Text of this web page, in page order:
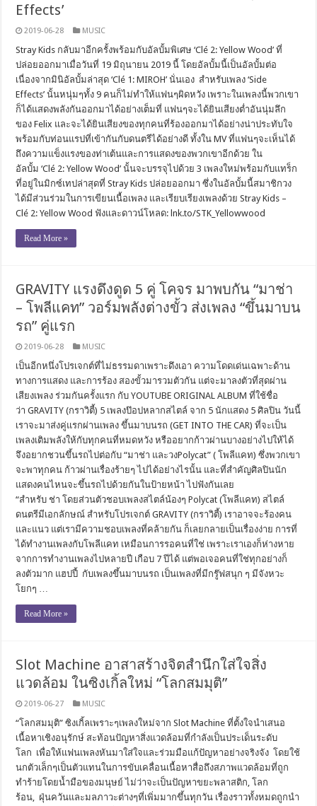
Effects’
2019-06-28 MUSIC
Stray Kids กลับมาอีกครั้งพร้อมกับอัลบั้มพิเศษ ‘Clé 2: Yellow Wood’ ที่
ปล่อยออกมาเมื่อวันที่ 19 มิถุนายน 2019 นี้ โดยอัลบั้มนี้เป็นอัลบั้มต่อ
เนื่องจากมินิอัลบั้มล่าสุด ‘Clé 1: MIROH’ นั่นเอง สำหรับเพลง ‘Side
Effects’ นั้นหนุ่มๆทั้ง 9 คนก็ไม่ทำให้แฟนๆผิดหวัง เพราะในเพลงนี้พวกเขา
ก็ได้แสดงพลังกันออกมาได้อย่างเต็มที่ แฟนๆจะได้ยินเสียงต่ำอันนุ่มลึก
ของ Felix และจะได้ยินเสียงของทุกคนที่ร้องออกมาได้อย่างน่าประทับใจ
พร้อมกับท่อนแรปที่เข้ากันกับดนตรีได้อย่างดี ทั้งใน MV ที่แฟนๆจะเห็นได้
ถึงความแข็งแรงของท่าเต้นและการแสดงของพวกเขาอีกด้วย ใน
อัลบั้ม ‘Clé 2: Yellow Wood’ นั้นจะบรรจุไปด้วย 3 เพลงใหม่พร้อมกับแทร็ก
ที่อยู่ในมิกซ์เทปล่าสุดที่ Stray Kids ปล่อยออกมา ซึ่งในอัลบั้มนี้สมาชิกวง
ได้มีส่วนร่วมในการเขียนเนื้อเพลง และเรียบเรียงเพลงด้วย Stray Kids –
Clé 2: Yellow Wood ฟังและดาวน์โหลด: lnk.to/STK_Yellowwood
Read More »
GRAVITY แรงดึงดูด 5 คู่ โคจร มาพบกัน “มาช่า
– โพลีแคท” วอร์มพลังต่างขั้ว ส่งเพลง “ขึ้นมาบน
รถ” คู่แรก
2019-06-28 MUSIC
เป็นอีกหนึ่งโปรเจกต์ที่ไม่ธรรมดาเพราะดึงเอา ความโดดเด่นเฉพาะด้าน
ทางการแสดง และการร้อง สองขั้วมารวมตัวกัน แต่จะมาลงตัวที่สุดผ่าน
เสียงเพลง ร่วมกันครั้งแรก กับ YOUTUBE ORIGINAL ALBUM ที่ใช้ชื่อ
ว่า GRAVITY (กราวิตี้) 5 เพลงป๊อปหลากสไตล์ จาก 5 นักแสดง 5 ศิลปิน วันนี้
เราจะมาส่งคู่แรกผ่านเพลง ขึ้นมาบนรถ (GET INTO THE CAR) ที่จะเป็น
เพลงเติมพลังให้กับทุกคนที่หมดหวัง หรืออยากก้าวผ่านบางอย่างไปให้ได้
จึงอยากชวนขึ้นรถไปต่อกับ “มาช่า และวงPolycat” ( โพลีแคท) ซึ่งพวกเขา
จะพาทุกคน ก้าวผ่านเรื่องร้ายๆ ไปได้อย่างไรนั้น และที่สำคัญศิลปินนัก
แสดงคนไหนจะขึ้นรถไปด้วยกันในป้ายหน้า ไปฟังกันเลย
“สำหรับ ช่า โดยส่วนตัวชอบเพลงสไตล์น้องๆ Polycat (โพลีแคท) สไตล์
ดนตรีมีเอกลักษณ์ สำหรับโปรเจกต์ GRAVITY (กราวิตี้) เราอาจจะร้องคน
และแนว แต่เรามีความชอบเพลงที่คล้ายกัน ก็เลยกลายเป็นเรื่องง่าย การที่
ได้ทำงานเพลงกับโพลีแคท เหมือนการรอคนที่ใช่ เพราะเราเองก็ห่างหาย
จากการทำงานเพลงไปหลายปี เกือบ 7 ปีได้ แต่พอเจอคนที่ใช่ทุกอย่างก็
ลงตัวมาก แฮปปี้ กับเพลงขึ้นมาบนรถ เป็นเพลงที่มีกรู๊ฟสนุก ๆ มีจังหวะ
โยกๆ …
Read More »
Slot Machine อาสาสร้างจิตสำนึกใส่ใจสิ่ง
แวดล้อม ในซิงเกิ้ลใหม่ “โลกสมมุติ”
2019-06-27 MUSIC
“โลกสมมุติ” ซิงเกิ้ลเพราะๆเพลงใหม่จาก Slot Machine ที่ตั้งใจนำเสนอ
เนื้อหาเชิงอนุรักษ์ สะท้อนปัญหาสิ่งแวดล้อมที่กำลังเป็นประเด็นระดับ
โลก เพื่อให้แฟนเพลงหันมาใส่ใจและร่วมมือแก้ปัญหาอย่างจริงจัง โดยใช้
นกตัวเล็กๆเป็นตัวแทนในการขับเคลื่อนเนื้อหาสื่อถึงสภาพแวดล้อมที่ถูก
ทำร้ายโดยน้ำมือของมนุษย์ ไม่ว่าจะเป็นปัญหาขยะพลาสติก, โลก
ร้อน, ฝุ่นควันและมลภาวะต่างๆที่เพิ่มมากขึ้นทุกวัน เรื่องราวทั้งหมดถูกนำ